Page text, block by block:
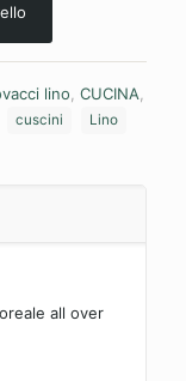
lino CUCINA
cuscini
Lino
all over